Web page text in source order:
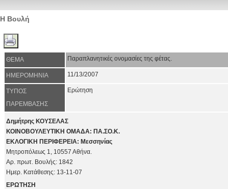
Η Βουλή
ΘΕΜΑ
Παραπλανητικές ονομασίες της φέτας.
ΗΜΕΡΟΜΗΝΙΑ 11/13/2007
ΤΥΠΟΣ
ΠΑΡΕΜΒΑΣΗΣ
Ερώτηση
Δημήτρης ΚΟΥΣΕΛΑΣ
ΚΟΙΝΟΒΟΥΛΕΥΤΙΚΗ ΟΜΑΔΑ: ΠΑ.ΣΟ.Κ.
ΕΚΛΟΓΙΚΗ ΠΕΡΙΦΕΡΕΙΑ: Μεσσηνίας
Μητροπόλεως 1, 10557 Αθήνα.
Αρ. πρωτ. Βουλής: 1842
Ημερ. Κατάθεσης: 13-11-07
ΕΡΩΤΗΣΗ